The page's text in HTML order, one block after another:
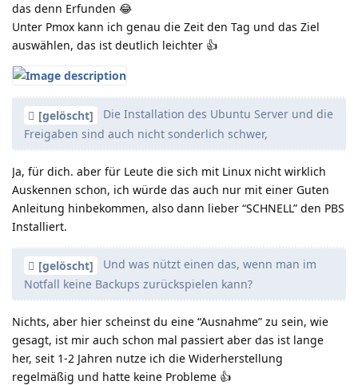
das denn Erfunden 😂
Unter Pmox kann ich genau die Zeit den Tag und das Ziel
auswählen, das ist deutlich leichter 👍️
[gelöscht]
Die Installation des Ubuntu Server und die
Freigaben sind auch nicht sonderlich schwer,
Ja, für dich. aber für Leute die sich mit Linux nicht wirklich
Auskennen schon, ich würde das auch nur mit einer Guten
Anleitung hinbekommen, also dann lieber “SCHNELL” den PBS
Installiert.
[gelöscht]
Und was nützt einen das, wenn man im
Notfall keine Backups zurückspielen kann?
Nichts, aber hier scheinst du eine “Ausnahme” zu sein, wie
gesagt, ist mir auch schon mal passiert aber das ist lange
her, seit 1-2 Jahren nutze ich die Widerherstellung
regelmäßig und hatte keine Probleme 👍️